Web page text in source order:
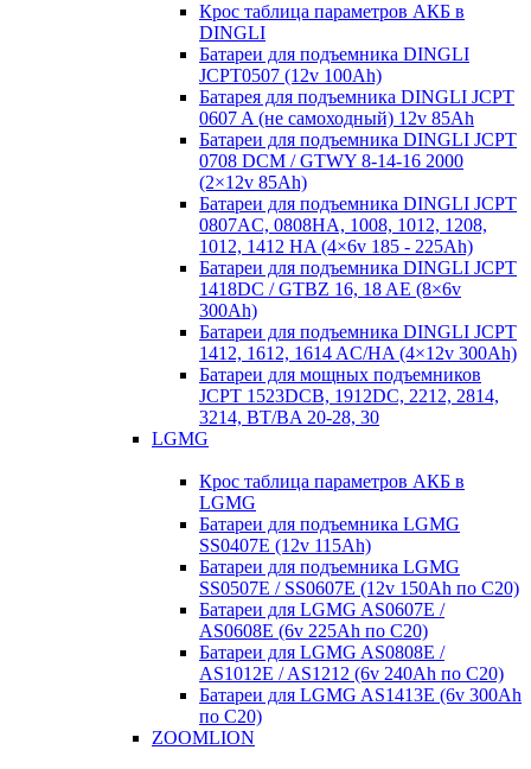
Крос таблица параметров АКБ в
DINGLI
Батареи для подъемника DINGLI
JCPT0507 (12v 100Ah)
Батарея для подъемника DINGLI JCPT
0607 A (не самоходный) 12v 85Ah
Батареи для подъемника DINGLI JCPT
0708 DCM / GTWY 8-14-16 2000
(2×12v 85Ah)
Батареи для подъемника DINGLI JCPT
0807AC, 0808HA, 1008, 1012, 1208,
1012, 1412 HA (4×6v 185 - 225Ah)
Батареи для подъемника DINGLI JCPT
1418DC / GTBZ 16, 18 AE (8×6v
300Ah)
Батареи для подъемника DINGLI JCPT
1412, 1612, 1614 AC/HA (4×12v 300Ah)
Батареи для мощных подъемников
JCPT 1523DCB, 1912DC, 2212, 2814,
3214, BT/BA 20-28, 30
LGMG
Крос таблица параметров АКБ в
LGMG
Батареи для подъемника LGMG
SS0407E (12v 115Ah)
Батареи для подъемника LGMG
SS0507E / SS0607E (12v 150Ah по С20)
Батареи для LGMG AS0607E /
AS0608E (6v 225Ah по С20)
Батареи для LGMG AS0808E /
AS1012E / AS1212 (6v 240Ah по С20)
Батареи для LGMG AS1413E (6v 300Ah
по С20)
ZOOMLION